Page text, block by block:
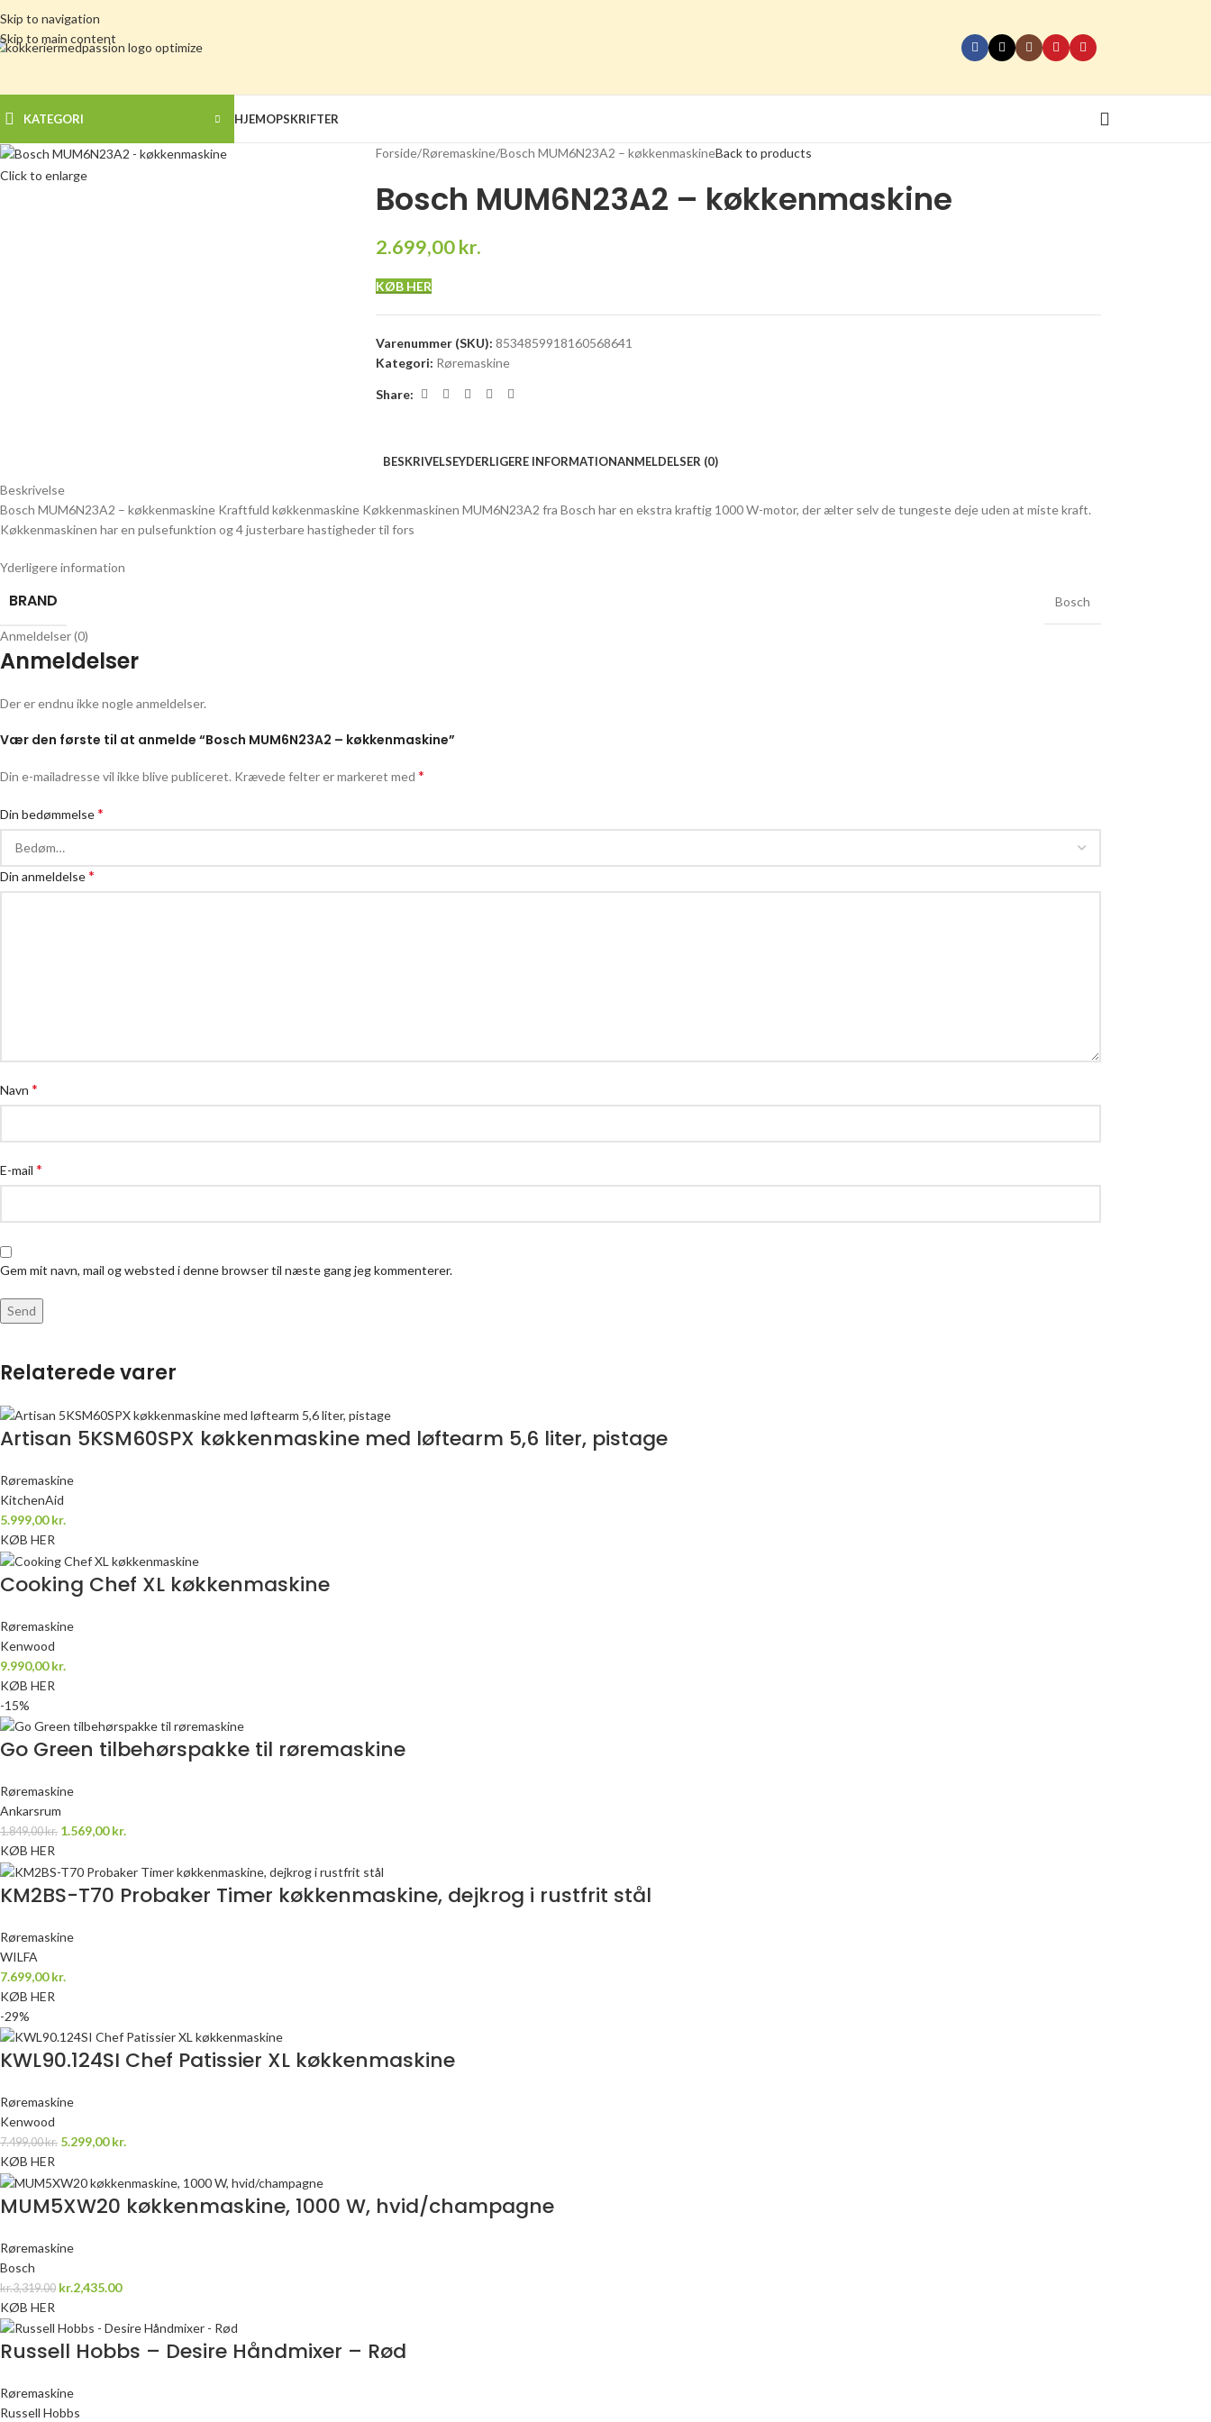
Skip to navigation
Skip to main content
KATEGORI HJEMOPSKRIFTER
Click to enlarge
Forside Røremaskine Bosch MUM6N23A2 – køkkenmaskineBack to products
Bosch MUM6N23A2 – køkkenmaskine
2.699,00kr.
KØB HER
Varenummer (SKU):8534859918160568641
Kategori: Røremaskine
Share:
BESKRIVELSEYDERLIGERE INFORMATIONANMELDELSER (0)
Beskrivelse
Bosch MUM6N23A2 – køkkenmaskine Kraftfuld køkkenmaskine Køkkenmaskinen MUM6N23A2 fra Bosch har en ekstra kraftig 1000 W-motor, der ælter selv de tungeste deje uden at miste kraft.
Køkkenmaskinen har en pulsefunktion og 4 justerbare hastigheder til fors
Yderligere information
BRAND Bosch
Anmeldelser (0)
Anmeldelser
Der er endnu ikke nogle anmeldelser.
Vær den første til at anmelde “Bosch MUM6N23A2 – køkkenmaskine”
Din e-mailadresse vil ikke blive publiceret. Krævede felter er markeret med *
Din bedømmelse*
Din anmeldelse*
Navn *
E-mail *
Gem mit navn, mail og websted i denne browser til næste gang jeg kommenterer.
Relaterede varer
Artisan 5KSM60SPX køkkenmaskine med løftearm 5,6 liter, pistage
Røremaskine
KitchenAid
5.999,00kr.
KØB HER
Cooking Chef XL køkkenmaskine
Røremaskine
Kenwood
9.990,00kr.
KØB HER
-15%
Go Green tilbehørspakke til røremaskine
Røremaskine
Ankarsrum
1.849,00kr. 1.569,00kr.
KØB HER
KM2BS-T70 Probaker Timer køkkenmaskine, dejkrog i rustfrit stål
Røremaskine
WILFA
7.699,00kr.
KØB HER
-29%
KWL90.124SI Chef Patissier XL køkkenmaskine
Røremaskine
Kenwood
7.499,00kr. 5.299,00kr.
KØB HER
MUM5XW20 køkkenmaskine, 1000 W, hvid/champagne
Røremaskine
Bosch
kr.3,319.00 kr.2,435.00
KØB HER
Russell Hobbs – Desire Håndmixer – Rød
Røremaskine
Russell Hobbs